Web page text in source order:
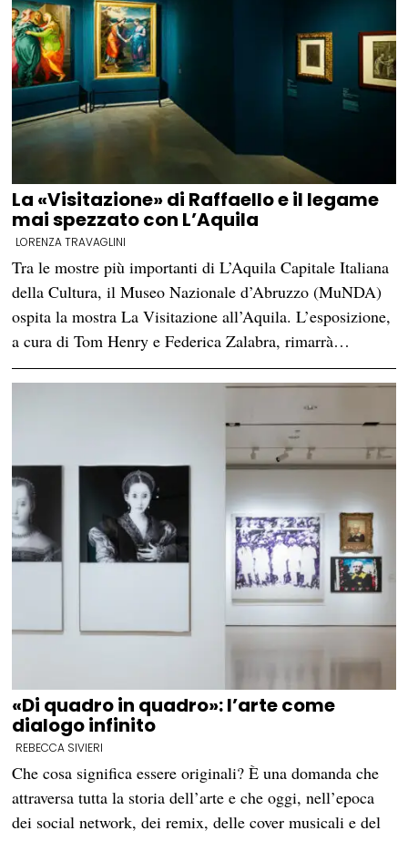
La «Visitazione» di Raffaello e il legame
mai spezzato con L’Aquila
LORENZA TRAVAGLINI
Tra le mostre più importanti di L’Aquila Capitale Italiana
della Cultura, il Museo Nazionale d’Abruzzo (MuNDA)
ospita la mostra La Visitazione all’Aquila. L’esposizione,
a cura di Tom Henry e Federica Zalabra, rimarrà…
«Di quadro in quadro»: l’arte come
dialogo infinito
REBECCA SIVIERI
Che cosa significa essere originali? È una domanda che
attraversa tutta la storia dell’arte e che oggi, nell’epoca
dei social network, dei remix, delle cover musicali e del